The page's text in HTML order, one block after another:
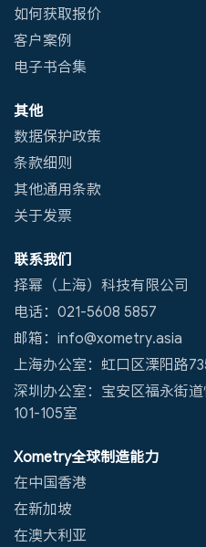
如何获取报价
客户案例
电子书合集
其他
数据保护政策
条款细则
其他通用条款
关于发票
联系我们
择幂（上海）科技有限公司
电话：021-5608 5857
邮箱：info@xometry.asia
上海办公室：虹口区溧阳路
深圳办公室：宝安区福永街
101-105室
Xometry全球制造能力
在中国香港
在新加坡
在澳大利亚